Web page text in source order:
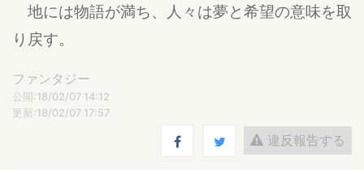
地には物語が満ち、人々は夢と希望の意味を取
り戻す。
ファンタジー
公開:18/02/07 14:12
更新:18/02/07 17:57
違反報告する